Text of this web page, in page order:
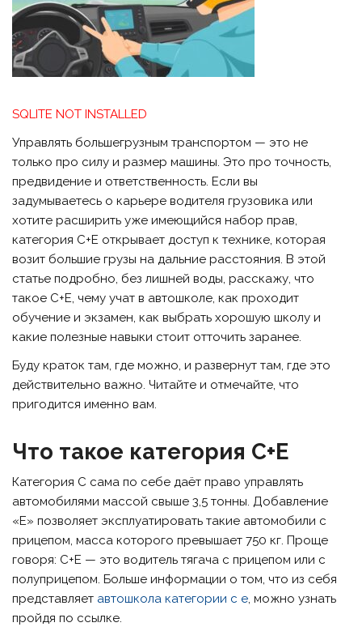
SQLITE NOT INSTALLED
Управлять большегрузным транспортом — это не
только про силу и размер машины. Это про точность,
предвидение и ответственность. Если вы
задумываетесь о карьере водителя грузовика или
хотите расширить уже имеющийся набор прав,
категория C+E открывает доступ к технике, которая
возит большие грузы на дальние расстояния. В этой
статье подробно, без лишней воды, расскажу, что
такое C+E, чему учат в автошколе, как проходит
обучение и экзамен, как выбрать хорошую школу и
какие полезные навыки стоит отточить заранее.
Буду краток там, где можно, и развернут там, где это
действительно важно. Читайте и отмечайте, что
пригодится именно вам.
Что такое категория C+E
Категория C сама по себе даёт право управлять
автомобилями массой свыше 3,5 тонны. Добавление
«E» позволяет эксплуатировать такие автомобили с
прицепом, масса которого превышает 750 кг. Проще
говоря: C+E — это водитель тягача с прицепом или с
полуприцепом. Больше информации о том, что из себя
представляет автошкола категории с е, можно узнать
пройдя по ссылке.